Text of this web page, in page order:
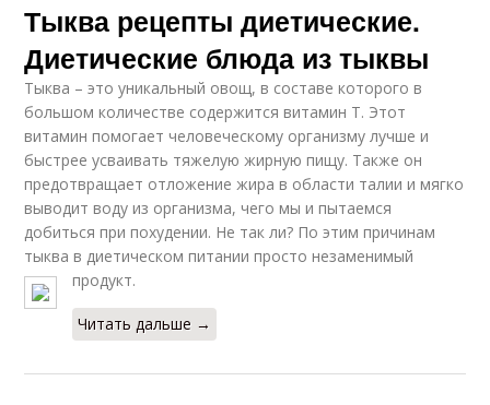
Тыква рецепты диетические.
Диетические блюда из тыквы
Тыква – это уникальный овощ, в составе которого в
большом количестве содержится витамин Т. Этот
витамин помогает человеческому организму лучше и
быстрее усваивать тяжелую жирную пищу. Также он
предотвращает отложение жира в области талии и мягко
выводит воду из организма, чего мы и пытаемся
добиться при похудении. Не так ли? По этим причинам
тыква в диетическом питании просто незаменимый
продукт.
Читать дальше →